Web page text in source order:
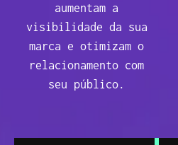
aumentam a
visibilidade da sua
marca e otimizam o
relacionamento com
seu público.